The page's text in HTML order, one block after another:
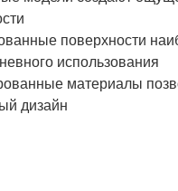
поверхности
использования
материалы
дизайн